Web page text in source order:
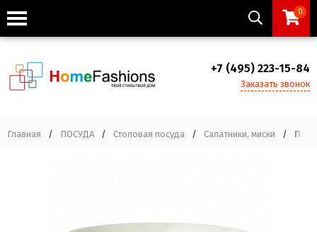
0
+7 (495) 223-15-84
Заказать звонок
Главная / ПОСУДА / Столовая посуда / Салатники, миски /